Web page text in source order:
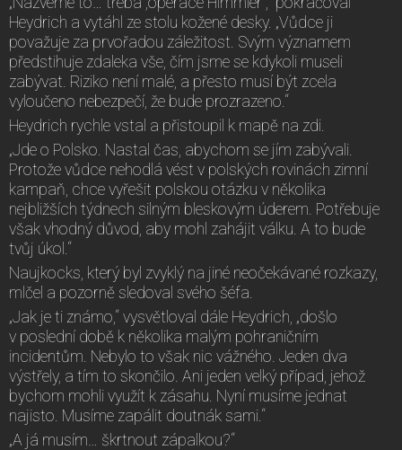
Heydrich a vytáhl ze stolu kožené desky. „Vůdce ji
považuje za prvořadou záležitost. Svým významem
předstihuje zdaleka vše, čím jsme se kdykoli museli
zabývat. Riziko není malé, a přesto musí být zcela
vyloučeno nebezpečí, že bude prozrazeno.“
Heydrich rychle vstal a přistoupil k mapě na zdi.
„Jde o Polsko. Nastal čas, abychom se jím zabývali.
Protože vůdce nehodlá vést v polských rovinách zimní
kampaň, chce vyřešit polskou otázku v několika
nejbližších týdnech silným bleskovým úderem. Potřebuje
však vhodný důvod, aby mohl zahájit válku. A to bude
tvůj úkol.“
Naujkocks, který byl zvyklý na jiné neočekávané rozkazy,
mlčel a pozorně sledoval svého šéfa.
„Jak je ti známo,“ vysvětloval dále Heydrich, „došlo
v poslední době k několika malým pohraničním
incidentům. Nebylo to však nic vážného. Jeden dva
výstřely, a tím to skončilo. Ani jeden velký případ, jehož
bychom mohli využít k zásahu. Nyní musíme jednat
najisto. Musíme zapálit doutnák sami.“
„A já musím… škrtnout zápalkou?“